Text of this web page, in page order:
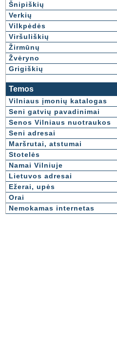
Šnipiškių
Verkių
Vilkpėdės
Viršuliškių
Žirmūnų
Žvėryno
Grigiškių
Temos
Vilniaus įmonių katalogas
Seni gatvių pavadinimai
Senos Vilniaus nuotraukos
Seni adresai
Maršrutai, atstumai
Stotelės
Namai Vilniuje
Lietuvos adresai
Ežerai, upės
Orai
Nemokamas internetas